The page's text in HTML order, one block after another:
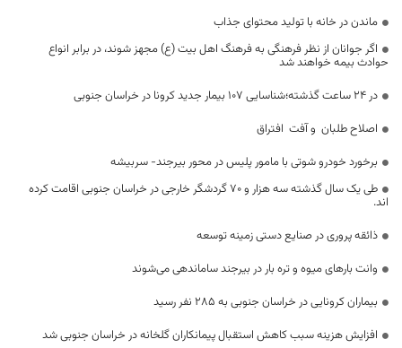
ماندن در خانه با تولید محتوای جذاب
اگر جوانان از نظر فرهنگی به فرهنگ اهل بیت (ع) مجهز شوند، در برابر انواع
حوادث بیمه خواهند شد
در 24 ساعت گذشته؛شناسایی ۱۰۷ بیمار جدید کرونا در خراسان جنوبی
اصلاح طلبان و آفت افتراق
برخورد خودرو شوتی با مامور پلیس در محور بیرجند- سربیشه
طی یک سال گذشته سه هزار و ۷۰ گردشگر خارجی در خراسان جنوبی اقامت کرده
اند.
ذائقه پروری در صنایع دستی زمینه توسعه
وانت بارهای میوه و تره بار در بیرجند ساماندهی می‌شوند
بیماران کرونایی در خراسان جنوبی به ۲۸۵ نفر رسید
افزایش هزینه سبب کاهش استقبال پیمانکاران گلخانه در خراسان جنوبی شد